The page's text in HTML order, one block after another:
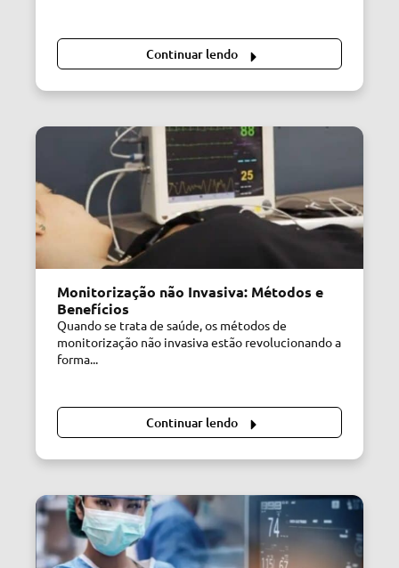
Continuar lendo
Monitorização não Invasiva: Métodos e
Benefícios
Quando se trata de saúde, os métodos de
monitorização não invasiva estão revolucionando a
forma...
Continuar lendo